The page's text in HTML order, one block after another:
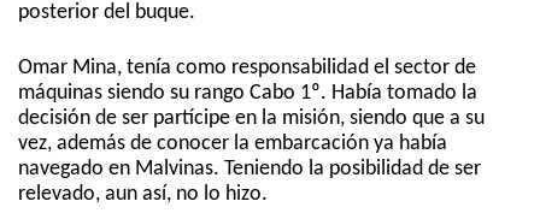
posterior del buque.
Omar Mina, tenía como responsabilidad el sector de
máquinas siendo su rango Cabo 1º. Había tomado la
decisión de ser partícipe en la misión, siendo que a su
vez, además de conocer la embarcación ya había
navegado en Malvinas. Teniendo la posibilidad de ser
relevado, aun así, no lo hizo.